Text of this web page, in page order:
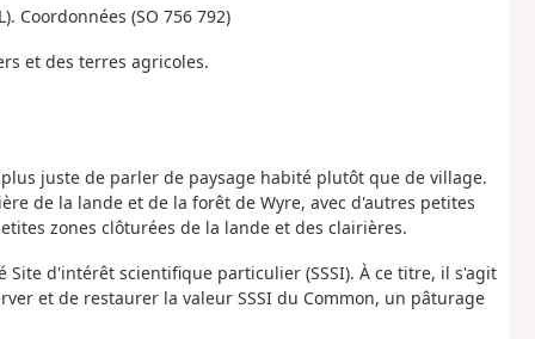
Coordonnées (SO 756 792)
et des terres agricoles.
juste de parler de paysage habité plutôt que de village.
de la lande et de la forêt de Wyre, avec d'autres petites
zones clôturées de la lande et des clairières.
d'intérêt scientifique particulier (SSSI). À ce titre, il s'agit
et de restaurer la valeur SSSI du Common, un pâturage